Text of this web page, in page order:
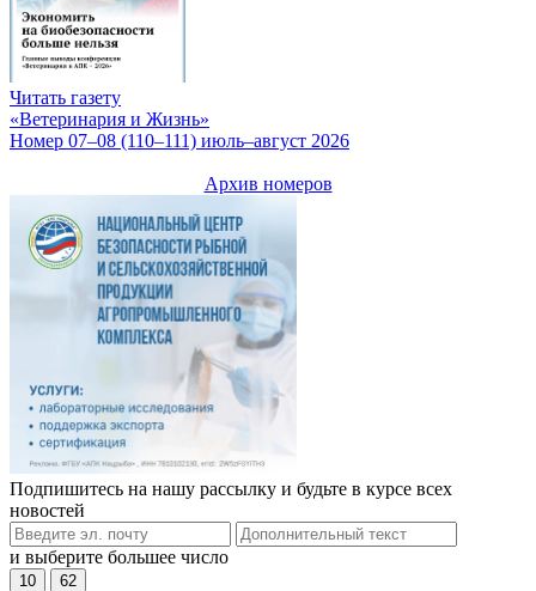
Читать газету
«Ветеринария и Жизнь»
Номер 07–08 (110–111) июль–август 2026
Архив номеров
Подпишитесь на нашу рассылку и будьте в курсе всех
новостей
и выберите большее число
10 62